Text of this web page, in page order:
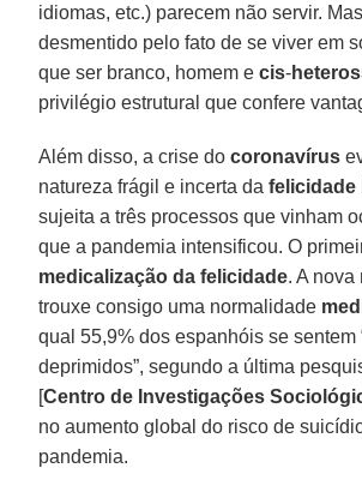
idiomas, etc.) parecem não servir.
desmentido pelo fato de se viver em
que ser branco, homem ecis-
privilégio estrutural que confere
Além disso, a crise docoronavírus
natureza frágil e incerta dafelicidade
sujeita a três processos que vinham
que a pandemia intensificou. O
medicalização da felicidade. A
trouxe consigo uma normalidade
qual 55,9% dos espanhóis se sentem
deprimidos”, segundo a última
[Centro de Investigações
no aumento global do risco de
pandemia.